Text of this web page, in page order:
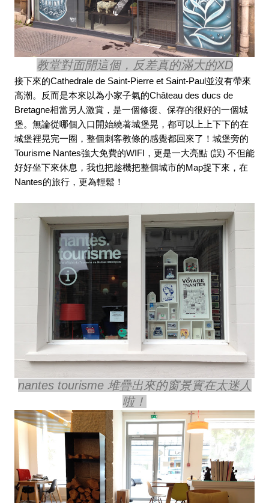
教堂對面開這個，反差真的滿大的XD
接下來的Cathedrale de Saint-Pierre et Saint-Paul並沒有帶來
高潮。反而是本來以為小家子氣的Château des ducs de
Bretagne相當另人激賞，是一個修復、保存的很好的一個城
堡。無論從哪個入口開始繞著城堡晃，都可以上上下下的在
城堡裡晃完一圈，整個刺客教條的感覺都回來了！城堡旁的
Tourisme Nantes強大免費的WIFI，更是一大亮點 (誤) 不但能
好好坐下來休息，我也把趁機把整個城市的Map捉下來，在
Nantes的旅行，更為輕鬆！
nantes tourisme 堆疊出來的窗景實在太迷人
啦！